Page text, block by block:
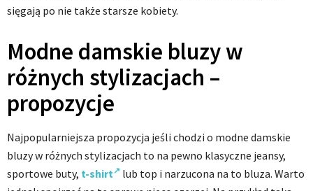
sięgają po nie także starsze kobiety.
Modne damskie bluzy w
różnych stylizacjach –
propozycje
Najpopularniejsza propozycja jeśli chodzi o modne damskie
bluzy w różnych stylizacjach to na pewno klasyczne jeansy,
sportowe buty, t-shirt
lub top i narzucona na to bluza. Warto